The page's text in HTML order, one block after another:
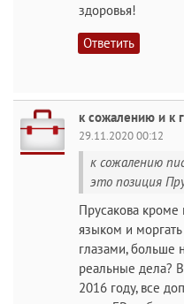
здоровья!
Ответить
к сожалению и к
29.11.2020 00:12
к сожалению
это позиция
Прусакова
языком и
глазами, больше
реальные дела?
2016 году, все